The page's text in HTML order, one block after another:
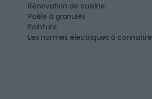
Rénovation de cuisine
Poêle à granulés
Peinture
Les normes électriques à connaître